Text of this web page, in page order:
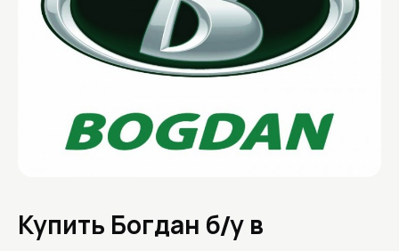
Купить Богдан б/у в